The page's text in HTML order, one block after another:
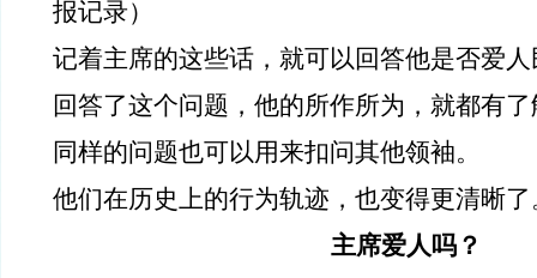
报记录）
记着主席的这些话，就可以回答他是否爱
回答了这个问题，他的所作所为，就都有
同样的问题也可以用来扣问其他领袖。
他们在历史上的行为轨迹，也变得更清晰了
主席爱人吗？